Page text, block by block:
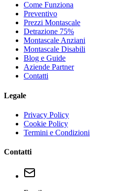
Come Funziona
Preventivo
Prezzi Montascale
Detrazione 75%
Montascale Anziani
Montascale Disabili
Blog e Guide
Aziende Partner
Contatti
Legale
Privacy Policy
Cookie Policy
Termini e Condizioni
Contatti